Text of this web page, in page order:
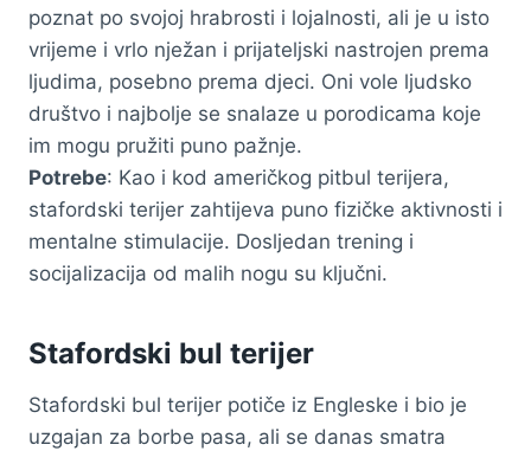
poznat po svojoj hrabrosti i lojalnosti, ali je u isto
vrijeme i vrlo nježan i prijateljski nastrojen prema
ljudima, posebno prema djeci. Oni vole ljudsko
društvo i najbolje se snalaze u porodicama koje
im mogu pružiti puno pažnje.
Potrebe: Kao i kod američkog pitbul terijera,
stafordski terijer zahtijeva puno fizičke aktivnosti i
mentalne stimulacije. Dosljedan trening i
socijalizacija od malih nogu su ključni.
Stafordski bul terijer
Stafordski bul terijer potiče iz Engleske i bio je
uzgajan za borbe pasa, ali se danas smatra